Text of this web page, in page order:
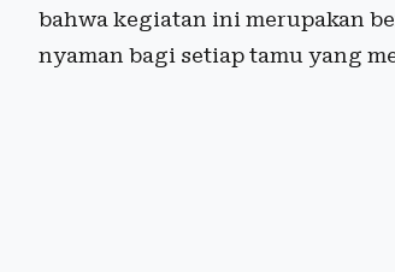
bahwa kegiatan ini merupakan
nyaman bagi setiap tamu yang